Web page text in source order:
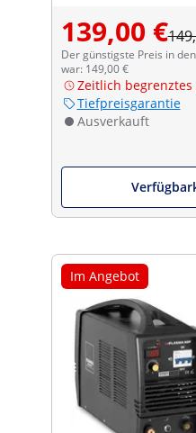
139,00 €
Der günstigste Preis in
war: 149,00 €
Zeitlich begrenztes
Tiefpreisgarantie
Ausverkauft
Im Angebot